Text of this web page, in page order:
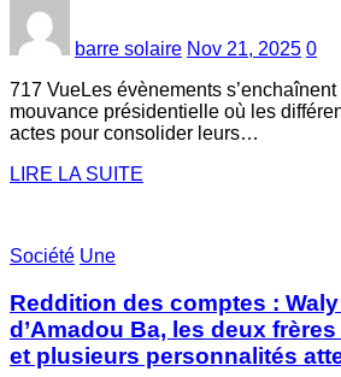
barre solaire Nov 21, 2025 0
717 VueLes évènements
mouvance présidentielle où les
actes pour consolider leurs…
LIRE LA SUITE
Société Une
Reddition des comptes :
d’Amadou Ba, les deux
et plusieurs personnalités